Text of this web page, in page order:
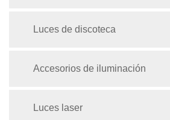
Luces de discoteca
Accesorios de iluminación
Luces laser